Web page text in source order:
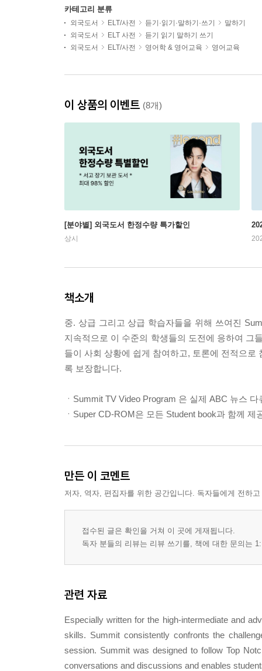
카테고리 분류
외국도서 ELT/사전 듣기·읽기·말하기·쓰기
말하기
외국도서
ELT 사전
듣기 읽기 말하기 쓰기
외국도서
ELT/사전 영어학 & 영어교육 영어교육
이 상품의 이벤트 (8개)
[분야별] 외국도서 한정수량 특가할인
상시
책소개
중. 상급 그리고 상급 학습자들을 위해 쓰여진
지속적으로 이 수준의 학생들의 도전에 응하여 그
들이 사회 상황에 쉽게 참여하고, 토론에 전적으
록 보장합니다.
ㆍSummit TV Video Program 은 실제 ABC 뉴스
ㆍSuper CD-ROM은 모든 Student book과 함께 제
만든 이 코멘트
저자, 역자, 편집자를 위한 공간입니다. 독자들에게 전하
접수된 글은 확인을 거쳐 이 곳에 게재됩니다.
독자 분들의 리뷰는 리뷰 쓰기를, 책에 대한 문의는
관련 자료
Especially written for the high-intermediate and
skills. Summit consistently confronts the
session. Summit was designed to follow Top
conversations and discussions and enables